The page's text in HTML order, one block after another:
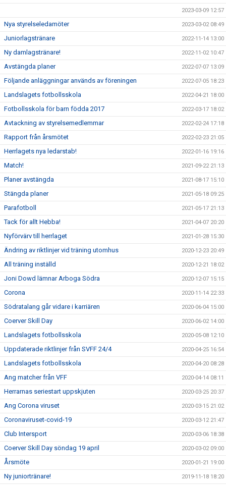
2023-03-09 12:57
Nya styrelseledamöter 2023-03-02 08:49
Juniorlagstränare 2022-11-14 13:00
Ny damlagstränare! 2022-11-02 10:47
Avstängda planer 2022-07-07 13:09
Följande anläggningar används av föreningen 2022-07-05 18:23
Landslagets fotbollsskola 2022-04-21 18:00
Fotbollsskola för barn födda 2017 2022-03-17 18:02
Avtackning av styrelsemedlemmar 2022-02-24 17:18
Rapport från årsmötet 2022-02-23 21:05
Herrlagets nya ledarstab! 2022-01-16 19:16
Match! 2021-09-22 21:13
Planer avstängda 2021-08-17 15:10
Stängda planer 2021-05-18 09:25
Parafotboll 2021-05-17 21:13
Tack för allt Hebba! 2021-04-07 20:20
Nyförvärv till herrlaget 2021-01-28 15:30
Ändring av riktlinjer vid träning utomhus 2020-12-23 20:49
All träning inställd 2020-12-21 18:02
Joni Dowd lämnar Arboga Södra 2020-12-07 15:15
Corona 2020-11-14 22:33
Södratalang går vidare i karriären 2020-06-04 15:00
Coerver Skill Day 2020-06-02 14:00
Landslagets fotbollsskola 2020-05-08 12:10
Uppdaterade riktlinjer från SVFF 24/4 2020-04-25 16:54
Landslagets fotbollsskola 2020-04-20 08:28
Ang matcher från VFF 2020-04-14 08:11
Herrarnas seriestart uppskjuten 2020-03-25 20:37
Ang Corona viruset 2020-03-15 21:02
Coronaviruset-covid-19 2020-03-12 21:47
Club Intersport 2020-03-06 18:38
Coerver Skill Day söndag 19 april 2020-03-02 09:00
Årsmöte 2020-01-21 19:00
Ny juniortränare! 2019-11-18 18:20